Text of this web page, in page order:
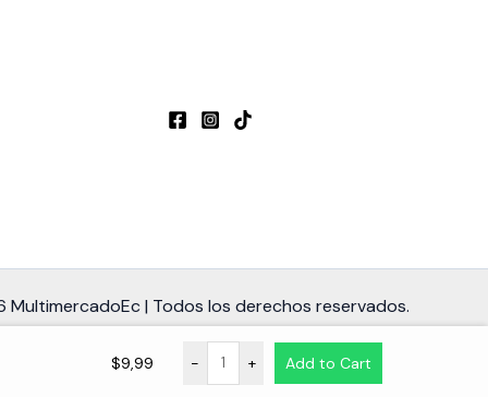
MultimercadoEc | Todos los derechos reservados.
$9,99 - + Add to Cart